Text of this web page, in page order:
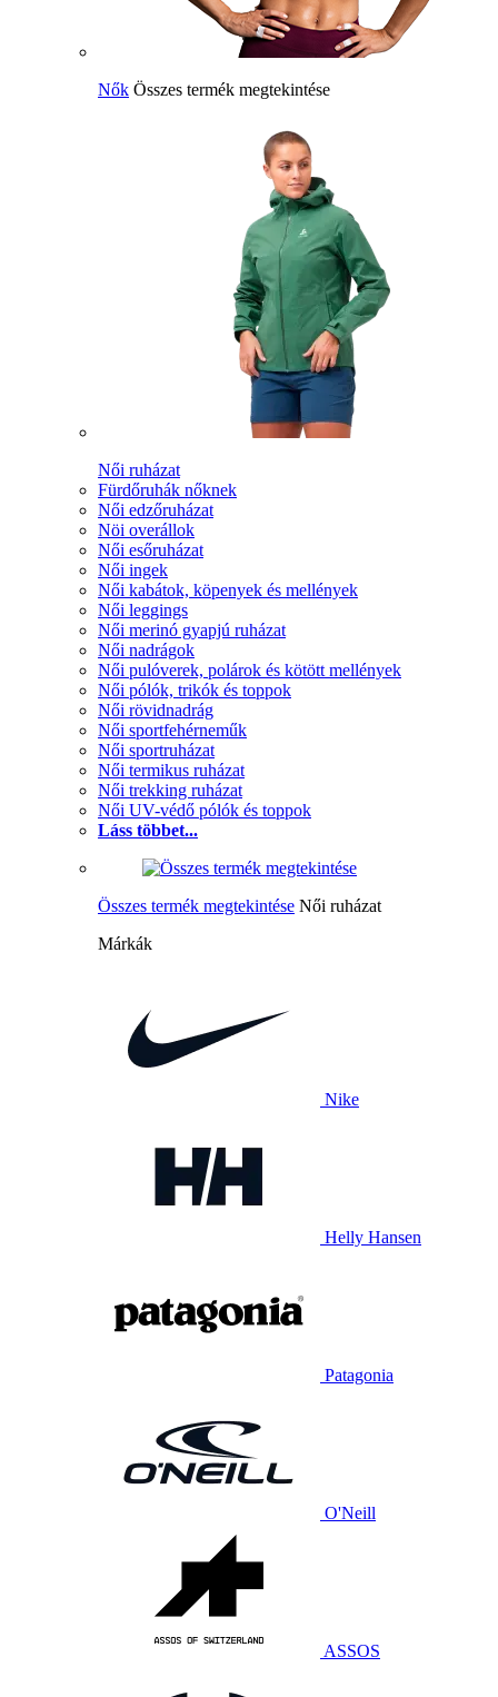
Nők Összes termék megtekintése
Női ruházat
Fürdőruhák nőknek
Női edzőruházat
Nöi overállok
Női esőruházat
Női ingek
Női kabátok, köpenyek és mellények
Női leggings
Női merinó gyapjú ruházat
Női nadrágok
Női pulóverek, polárok és kötött mellények
Női pólók, trikók és toppok
Női rövidnadrág
Női sportfehérneműk
Női sportruházat
Női termikus ruházat
Női trekking ruházat
Női UV-védő pólók és toppok
Láss többet...
Összes termék megtekintése Női ruházat
Márkák
Nike
Helly Hansen
Patagonia
O'Neill
ASSOS